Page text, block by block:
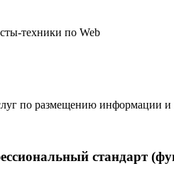
техники по Web
по размещению информации и
стандарт